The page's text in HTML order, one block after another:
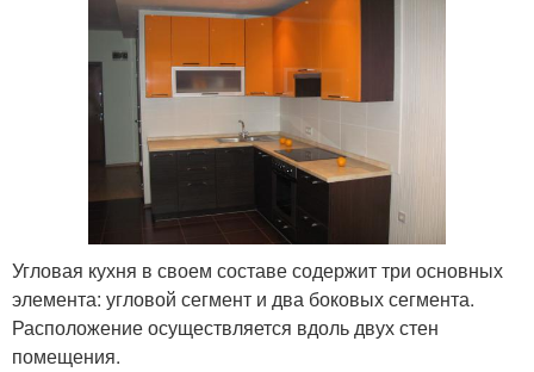
Угловая кухня в своем составе содержит три основных
элемента: угловой сегмент и два боковых сегмента.
Расположение осуществляется вдоль двух стен
помещения.